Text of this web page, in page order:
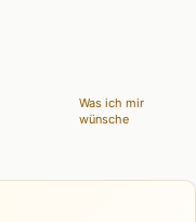
Was ich mir
wünsche